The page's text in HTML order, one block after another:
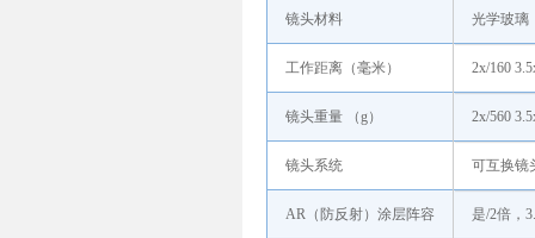
镜头材料 光学玻璃
工作距离（毫米） 2x/160
镜头重量 （g） 2x/560
镜头系统 可互换镜
AR（防反射）涂层阵容 是/2倍，